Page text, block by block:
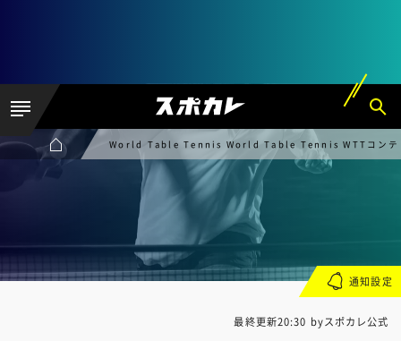
World Table Tennis World Table Tennis WTTコンテ
最終更新20:30 byスポカレ公式
通知設定